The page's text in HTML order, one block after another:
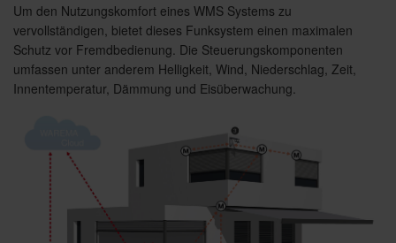
Um den Nutzungskomfort eines WMS Systems zu
vervollständigen, bietet dieses Funksystem einen maximalen
Schutz vor Fremdbedienung. Die Steuerungskomponenten
umfassen unter anderem Helligkeit, Wind, Niederschlag, Zeit,
Innentemperatur, Dämmung und Eisüberwachung.